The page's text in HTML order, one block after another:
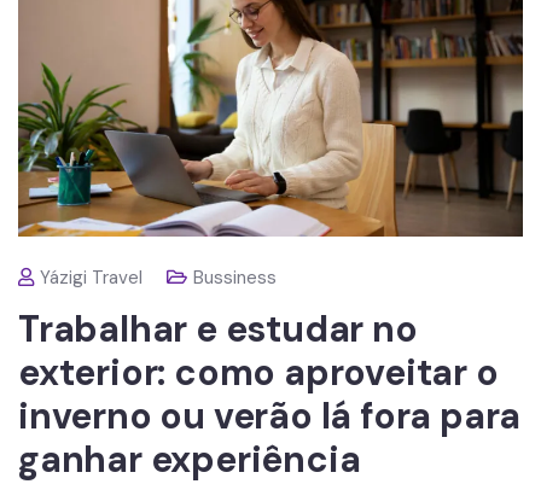
Yázigi Travel Bussiness
Trabalhar e estudar no
exterior: como aproveitar o
inverno ou verão lá fora para
ganhar experiência